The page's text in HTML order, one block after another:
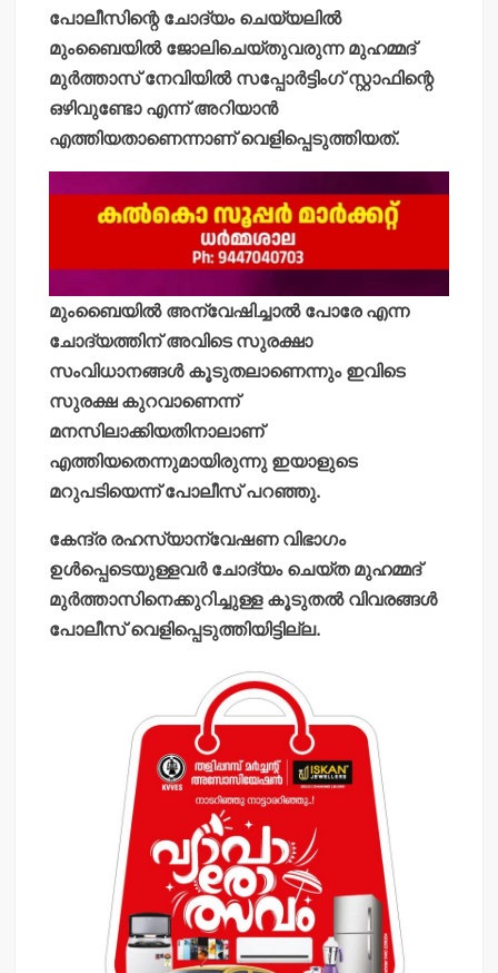
പോലീസിന്റെ ചോദ്യം ചെയ്യലില്‍
മുംബൈയില്‍ ജോലിചെയ്തുവരുന്ന മുഹമ്മദ്
മുര്‍ത്താസ് നേവിയില്‍ സപ്പോര്‍ട്ടിംഗ് സ്റ്റാഫിന്റെ
ഒഴിവുണ്ടോ എന്ന് അറിയാന്‍
എത്തിയതാണെന്നാണ് വെളിപ്പെടുത്തിയത്.
മുംബൈയില്‍ അന്വേഷിച്ചാല്‍ പോരേ എന്ന
ചോദ്യത്തിന് അവിടെ സുരക്ഷാ
സംവിധാനങ്ങള്‍ കൂടുതലാണെന്നും ഇവിടെ
സുരക്ഷ കുറവാണെന്ന്
മനസിലാക്കിയതിനാലാണ്
എത്തിയതെന്നുമായിരുന്നു ഇയാളുടെ
മറുപടിയെന്ന് പോലീസ് പറഞ്ഞു.
കേന്ദ്ര രഹസ്യാന്വേഷണ വിഭാഗം
ഉള്‍പ്പെടെയുള്ളവര്‍ ചോദ്യം ചെയ്ത മുഹമ്മദ്
മുര്‍ത്താസിനെക്കുറിച്ചുള്ള കൂടുതല്‍ വിവരങ്ങള്‍
പോലീസ് വെളിപ്പെടുത്തിയിട്ടില്ല.